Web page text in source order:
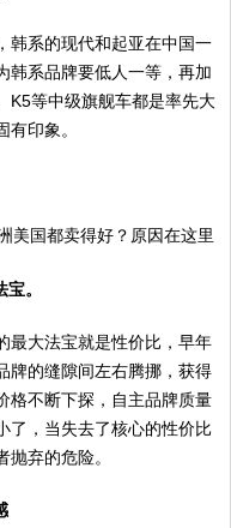
韩系的现代和起亚在中国一
韩系品牌要低人一等，再加
K5等中级旗舰车都是率先大
印象。
。
最大法宝就是性价比，早年
牌的缝隙间左右腾挪，获得
格不断下探，自主品牌质量
了，当失去了核心的性价比
者抛弃的危险。